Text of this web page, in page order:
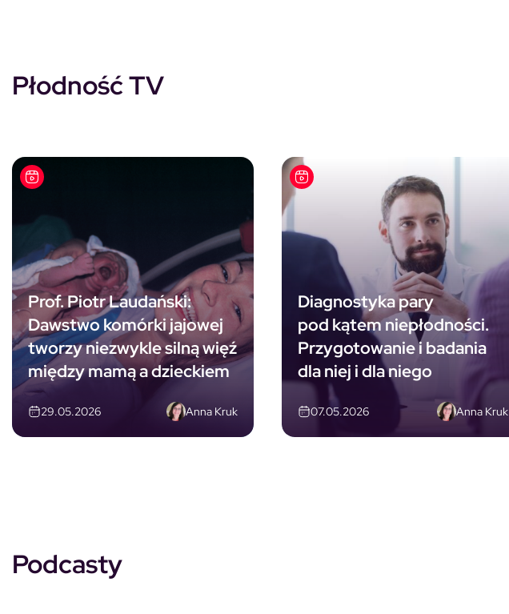
Płodność TV
Prof. Piotr Laudański:
Dawstwo komórki jajowej
tworzy niezwykle silną więź
między mamą a dzieckiem
29.05.2026 Anna Kruk
Diagnostyka pary
pod kątem niepłodności.
Przygotowanie i badania
dla niej i dla niego
07.05.2026 Anna Kruk
Podcasty